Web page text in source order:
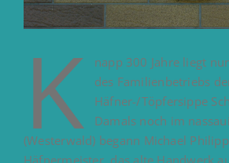
K
napp 300 Jahre liegt
des Familienbetriebs
Häfner-/Töpfersippe
Damals noch im
(Westerwald) begann Michael
Häfnermeister, das alte Handwerk